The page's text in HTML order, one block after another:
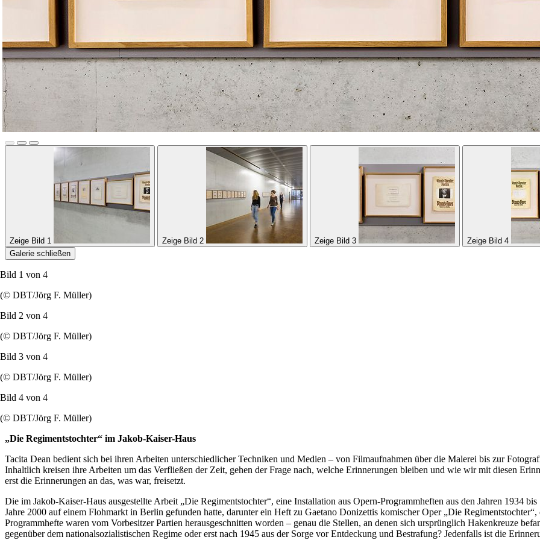
Zeige Bild 1 Zeige Bild 2 Zeige Bild 3
Zeige Bild 4
Galerie schließen
Bild 1 von 4
(© DBT/Jörg F. Müller)
Bild 2 von 4
(© DBT/Jörg F. Müller)
Bild 3 von 4
(© DBT/Jörg F. Müller)
Bild 4 von 4
(© DBT/Jörg F. Müller)
„Die Regimentstochter“ im Jakob-Kaiser-Haus
Tacita Dean bedient sich bei ihren Arbeiten unterschiedlicher Techniken und Medien – von Filmaufnahmen über die Malerei bis zur
Inhaltlich kreisen ihre Arbeiten um das Verfließen der Zeit, gehen der Frage nach, welche Erinnerungen bleiben und wie wir mit diesen
erst die Erinnerungen an das, was war, freisetzt.
Die im Jakob-Kaiser-Haus ausgestellte Arbeit „Die Regimentstochter“, eine Installation aus Opern-Programmheften aus den Jahren 1934
Jahre 2000 auf einem Flohmarkt in Berlin gefunden hatte, darunter ein Heft zu Gaetano Donizettis komischer Oper „Die
Programmhefte waren vom Vorbesitzer Partien herausgeschnitten worden – genau die Stellen, an denen sich ursprünglich Hakenkreuze
gegenüber dem nationalsozialistischen Regime oder erst nach 1945 aus der Sorge vor Entdeckung und Bestrafung? Jedenfalls ist die